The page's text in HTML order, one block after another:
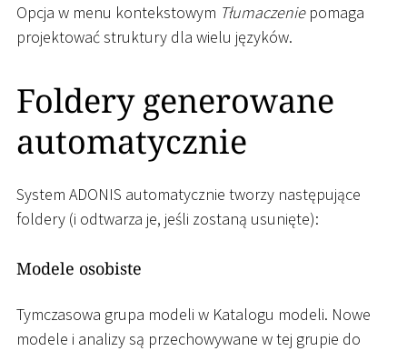
Opcja w menu kontekstowym Tłumaczeniepomaga
projektować struktury dla wielu języków.
Foldery generowane
automatycznie
System ADONIS automatycznie tworzy następujące
foldery (i odtwarza je, jeśli zostaną usunięte):
Modele osobiste
Tymczasowa grupa modeli w Katalogu modeli. Nowe
modele i analizy są przechowywane w tej grupie do